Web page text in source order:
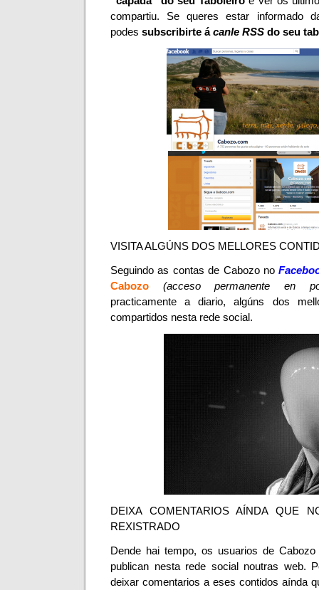
compartiu. Se queres estar informado
podes subscribirte ácanle RSS do seu
VISITA ALGÚNS DOS MELLORES
Seguindo as contas de Cabozo no
Cabozo
(acceso permanente en
practicamente a diario, algúns dos
compartidos nesta rede social.
DEIXA COMENTARIOS AÍNDA QUE
REXISTRADO
Dende hai tempo, os usuarios de
publican nesta rede social noutras web.
deixar comentarios a eses contidos aínda